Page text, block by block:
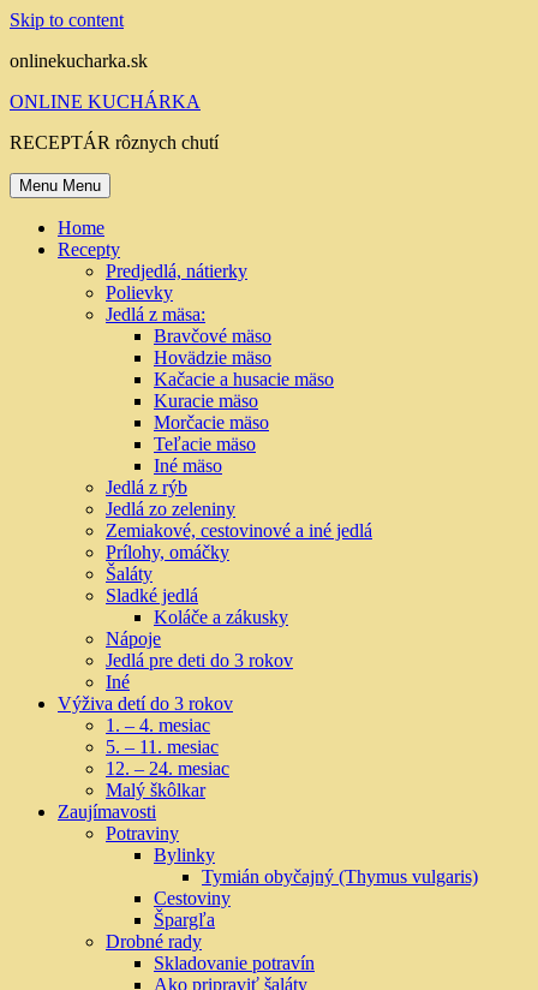
Skip to content
onlinekucharka.sk
ONLINE KUCHÁRKA
RECEPTÁR rôznych chutí
Menu Menu
Home
Recepty
Predjedlá, nátierky
Polievky
Jedlá z mäsa:
Bravčové mäso
Hovädzie mäso
Kačacie a husacie mäso
Kuracie mäso
Morčacie mäso
Teľacie mäso
Iné mäso
Jedlá z rýb
Jedlá zo zeleniny
Zemiakové, cestovinové a iné jedlá
Prílohy, omáčky
Šaláty
Sladké jedlá
Koláče a zákusky
Nápoje
Jedlá pre deti do 3 rokov
Iné
Výživa detí do 3 rokov
1. – 4. mesiac
5. – 11. mesiac
12. – 24. mesiac
Malý škôlkar
Zaujímavosti
Potraviny
Bylinky
Tymián obyčajný (Thymus vulgaris)
Cestoviny
Špargľa
Drobné rady
Skladovanie potravín
Ako pripraviť šaláty